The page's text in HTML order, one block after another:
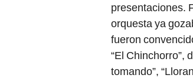
presentaciones.
orquesta ya
fueron
“El Chinchorro”,
tomando”,